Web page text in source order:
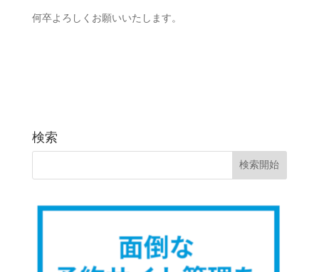
何卒よろしくお願いいたします。
検索